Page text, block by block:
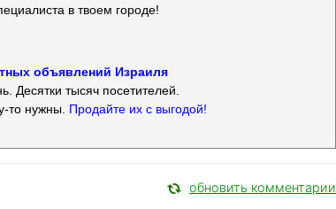
в твоем городе!
объявлений Израиля
Десятки тысяч посетителей.
то нужны. Продайте их с выгодой!
обновить комментарии